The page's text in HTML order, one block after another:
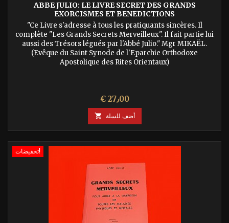
ABBE JULIO: LE LIVRE SECRET DES GRANDS
EXORCISMES ET BENEDICTIONS
"Ce Livre s'adresse à tous les pratiquants sincères. Il
complète "Les Grands Secrets Merveilleux". Il fait partie lui
aussi des Trésors légués par l'Abbé Julio." Mgr MIKAËL.
(Evêque du Saint Synode de l'Eparchie Orthodoxe
Apostolique des Rites Orientaux)
السعر€ 27٫00
 أضف للسلة
تخفيضات!